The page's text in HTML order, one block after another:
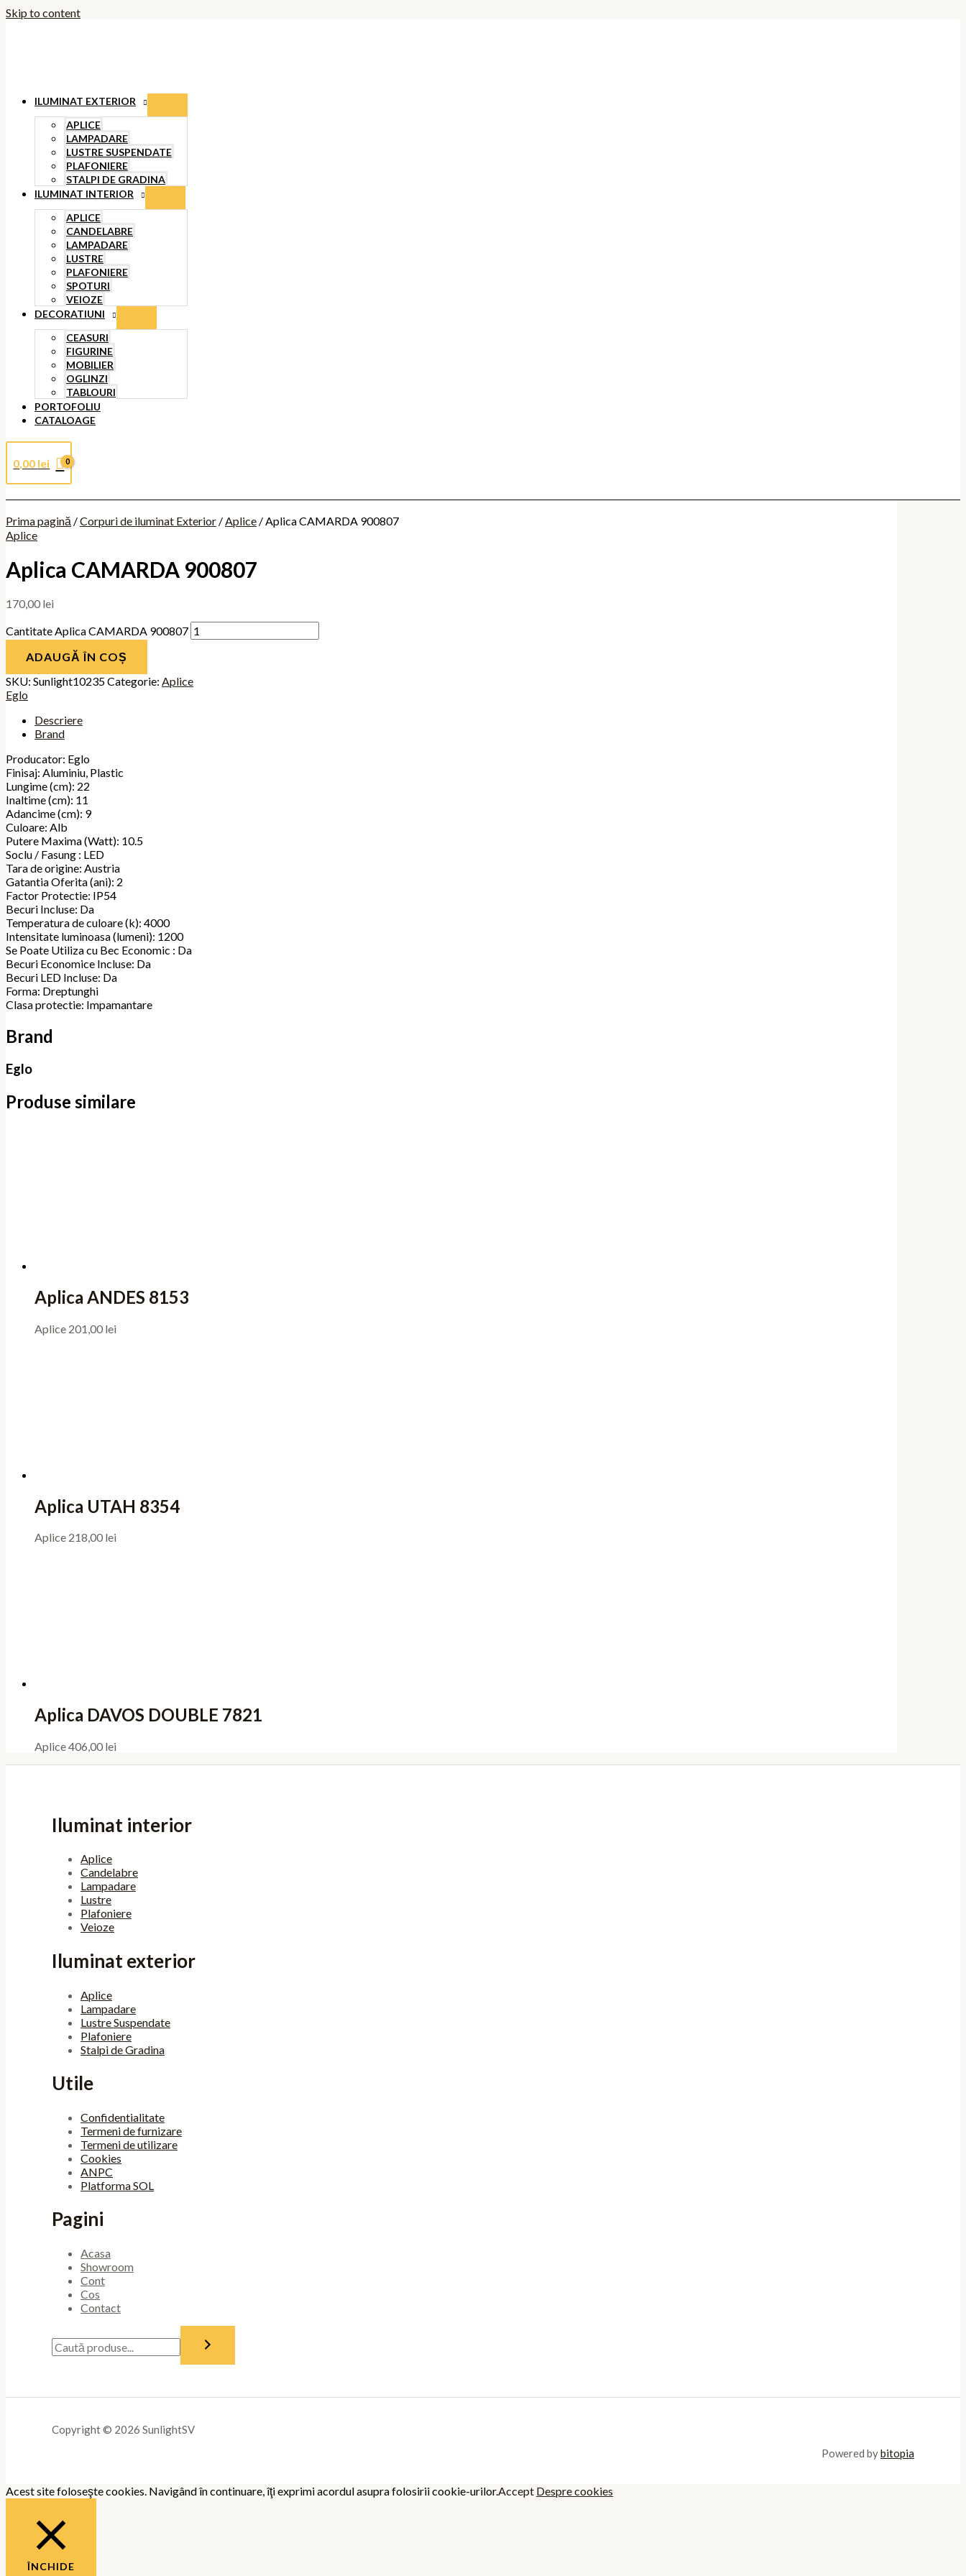
Skip to content
ILUMINAT EXTERIOR
APLICE
LAMPADARE
LUSTRE SUSPENDATE
PLAFONIERE
STALPI DE GRADINA
ILUMINAT INTERIOR
APLICE
CANDELABRE
LAMPADARE
LUSTRE
PLAFONIERE
SPOTURI
VEIOZE
DECORATIUNI
CEASURI
FIGURINE
MOBILIER
OGLINZI
TABLOURI
PORTOFOLIU
CATALOAGE
0,00 lei
Prima pagină /Corpuri de iluminat Exterior /Aplice / Aplica CAMARDA 900807
Aplice
Aplica CAMARDA 900807
170,00 lei
Cantitate Aplica CAMARDA 900807
ADAUGĂ ÎN COȘ
SKU: Sunlight10235Categorie: Aplice
Eglo
Descriere
Brand
Producator: Eglo
Finisaj: Aluminiu, Plastic
Lungime (cm): 22
Inaltime (cm): 11
Adancime (cm): 9
Culoare: Alb
Putere Maxima (Watt): 10.5
Soclu / Fasung : LED
Tara de origine: Austria
Gatantia Oferita (ani): 2
Factor Protectie: IP54
Becuri Incluse: Da
Temperatura de culoare (k): 4000
Intensitate luminoasa (lumeni): 1200
Se Poate Utiliza cu Bec Economic : Da
Becuri Economice Incluse: Da
Becuri LED Incluse: Da
Forma: Dreptunghi
Clasa protectie: Impamantare
Brand
Eglo
Produse similare
Aplica ANDES 8153
Aplice 201,00 lei
Aplica UTAH 8354
Aplice 218,00 lei
Aplica DAVOS DOUBLE 7821
Aplice406,00 lei
Iluminat interior
Aplice
Candelabre
Lampadare
Lustre
Plafoniere
Veioze
Iluminat exterior
Aplice
Lampadare
Lustre Suspendate
Plafoniere
Stalpi de Gradina
Utile
Confidentialitate
Termeni de furnizare
Termeni de utilizare
Cookies
ANPC
Platforma SOL
Pagini
Acasa
Showroom
Cont
Cos
Contact
Copyright © 2026 SunlightSV
Powered bybitopia
Acest site foloseşte cookies. Navigând în continuare, îţi exprimi acordul asupra folosirii cookie-urilor.Accept Despre cookies
ÎNCHIDE